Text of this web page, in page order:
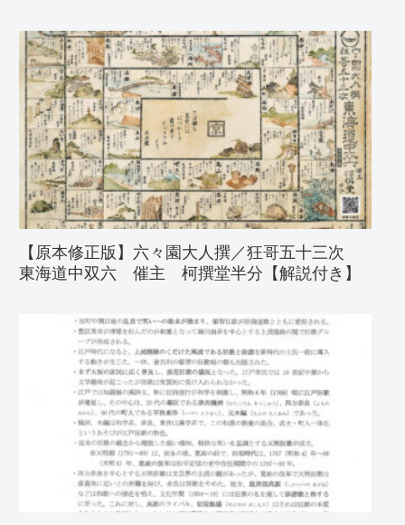
【原本修正版】六々園大人撰／狂哥五十三次
東海道中双六 催主 柯撰堂半分【解説付き】